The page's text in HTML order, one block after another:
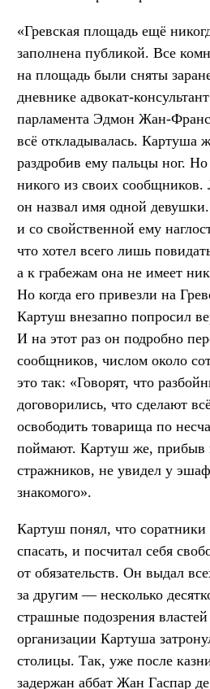
«Гревская площадь ещё
заполнена публикой. Все
на площадь были сняты
дневнике адвокат-
парламента Эдмон Жан-
всё откладывалась. Картуша
раздробив ему пальцы ног.
никого из своих
он назвал имя одной
и со свойственной ему
что хотел всего лишь
а к грабежам она не имеет
Но когда его привезли на
Картуш внезапно попросил
И на этот раз он подробно
сообщников, числом около
это так: «Говорят, что
договорились, что сделают
освободить товарища по
поймают. Картуш же, прибыв
стражников, не увидел у
знакомого».
Картуш понял, что соратники
спасать, и посчитал себя
от обязательств. Он выдал
за другим — несколько
страшные подозрения
организации Картуша
столицы. Так, уже после
задержан аббат Жан Гаспар